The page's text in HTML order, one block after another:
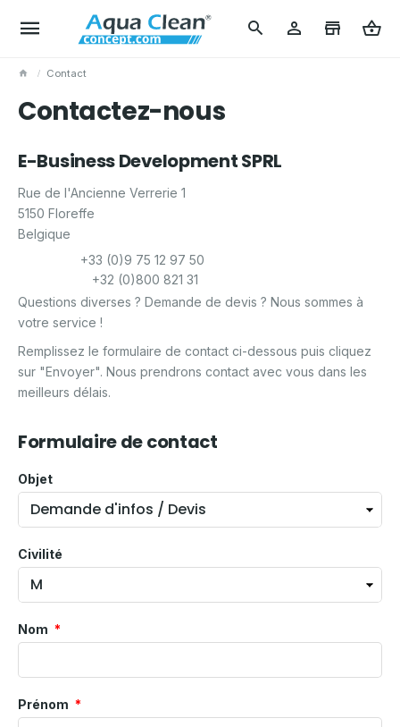
Contact
Contactez-nous
E-Business Development SPRL
Rue de l'Ancienne Verrerie 1
5150 Floreffe
Belgique
+33 (0)9 75 12 97 50
+32 (0)800 821 31
Questions diverses ? Demande de devis ? Nous sommes à
votre service !
Remplissez le formulaire de contact ci-dessous puis cliquez
sur "Envoyer". Nous prendrons contact avec vous dans les
meilleurs délais.
Formulaire de contact
Objet
Civilité
Nom
Prénom